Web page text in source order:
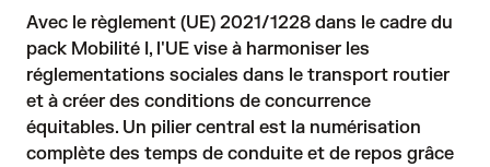
Avec le règlement (UE) 2021/1228 dans le cadre du
pack Mobilité I, l'UE vise à harmoniser les
réglementations sociales dans le transport routier
et à créer des conditions de concurrence
équitables. Un pilier central est la numérisation
complète des temps de conduite et de repos grâce